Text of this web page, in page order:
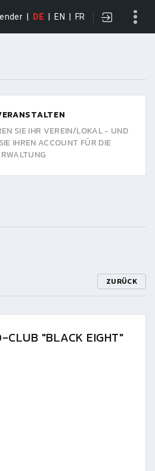
DE EN FR
SIE IHR VEREIN/LOKAL - UND
IHREN ACCOUNT FÜR DIE
ZURÜCK
CLUB "BLACK EIGHT"